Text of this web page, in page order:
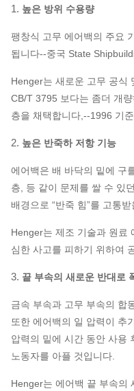
1. 높은 방위 수용량
팽창식 고무 에어백의 주요
됩니다--중국 State
Henger는 새로운 고무 공식
CB/T 3795 보다는 좀더 개
층을 채택합니다,--1996 기준
2. 높은 반죽하 저항 기능
에어백은 배 바닥의 밑에 구
층, 등 같이 문제를 쌀 수 있
배경으로 “반죽 힘”를 고통받
Henger는 제조 기술과 원료
심한 사고를 피하기 위하여
3. 끝 부속의 새로운 반대로
금속 부속과 고무 부속의 합
또한 에어백의 일 압력이 추
압력의 밑에 시간 동안 사용
노동자를 아플 것입니다.
Henger는 에어백 끝 부속의